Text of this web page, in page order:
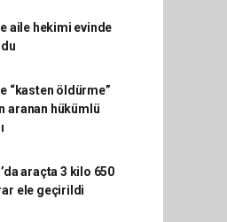
aile hekimi evinde
“kasten öldürme”
aranan hükümlü
araçta 3 kilo 650
ele geçirildi